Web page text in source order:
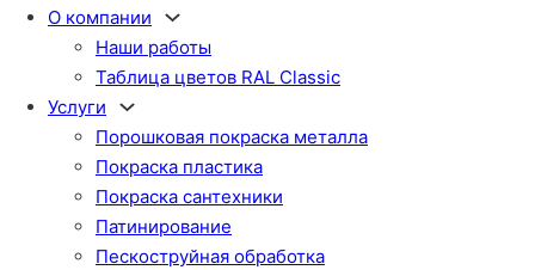
О компании
Наши работы
Таблица цветов RAL Classic
Услуги
Порошковая покраска металла
Покраска пластика
Покраска сантехники
Патинирование
Пескоструйная обработка